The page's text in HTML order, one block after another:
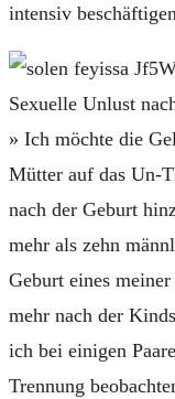
intensiv
» Ich möchte die
Mütter auf das Un-
nach der Geburt
mehr als zehn
Geburt eines
mehr nach der
ich bei einigen
Trennung